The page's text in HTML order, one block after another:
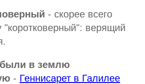
- скорее всего
"коротковерный": верящий
в землю
- Геннисарет в Галилее